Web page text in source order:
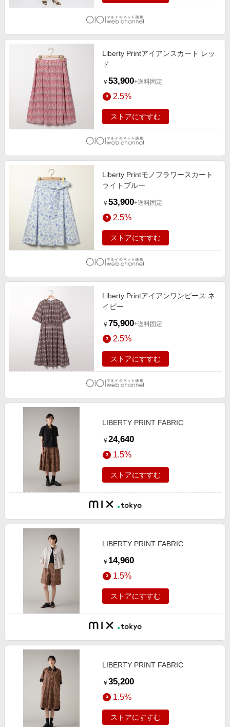
Liberty Printアイアンスカート レッ
ド
￥ 53,900+送料固定
2.5%
ストアにすすむ
Liberty Printモノフラワースカート
ライトブルー
￥ 53,900+送料固定
2.5%
ストアにすすむ
Liberty Printアイアンワンピース ネ
イビー
￥ 75,900+送料固定
2.5%
ストアにすすむ
LIBERTY PRINT FABRIC
￥ 24,640
1.5%
ストアにすすむ
LIBERTY PRINT FABRIC
￥ 14,960
1.5%
ストアにすすむ
LIBERTY PRINT FABRIC
￥ 35,200
1.5%
ストアにすすむ